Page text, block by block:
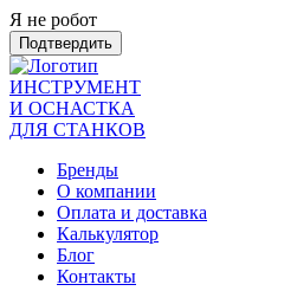
Я не робот
Подтвердить
ИНСТРУМЕНТ
И ОСНАСТКА
ДЛЯ СТАНКОВ
Бренды
О компании
Оплата и доставка
Калькулятор
Блог
Контакты